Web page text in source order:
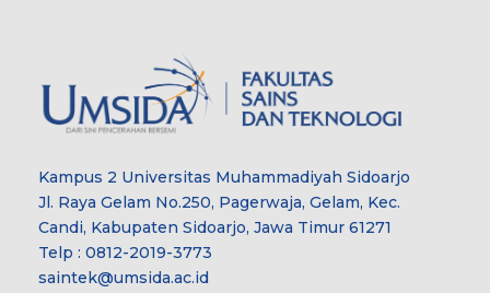
Kampus 2 Universitas Muhammadiyah Sidoarjo
Jl. Raya Gelam No.250, Pagerwaja, Gelam, Kec.
Candi, Kabupaten Sidoarjo, Jawa Timur 61271
Telp : 0812-2019-3773
saintek@umsida.ac.id